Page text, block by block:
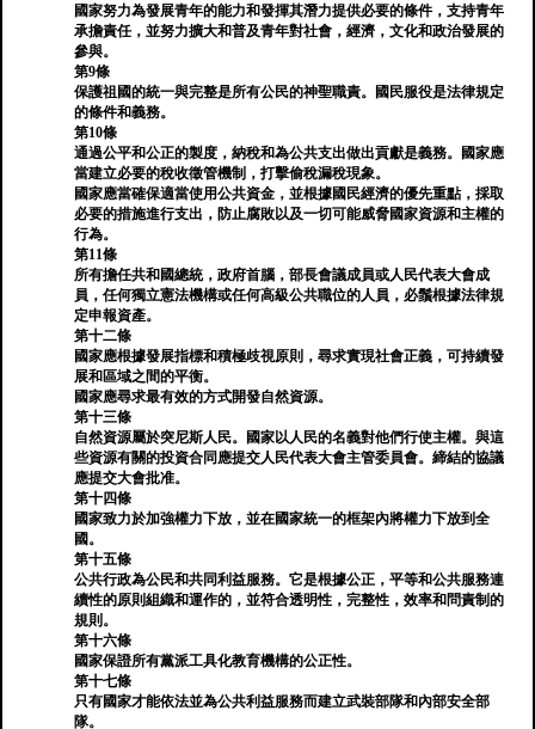
國家努力為發展青年的能力和發揮其潛力提供必要的條件，支持青年
承擔責任，並努力擴大和普及青年對社會，經濟，文化和政治發展的
參與。
第9條
保護祖國的統一與完整是所有公民的神聖職責。國民服役是法律規定
的條件和義務。
第10條
通過公平和公正的製度，納稅和為公共支出做出貢獻是義務。國家應
當建立必要的稅收徵管機制，打擊偷稅漏稅現象。
國家應當確保適當使用公共資金，並根據國民經濟的優先重點，採取
必要的措施進行支出，防止腐敗以及一切可能威脅國家資源和主權的
行為。
第11條
所有擔任共和國總統，政府首腦，部長會議成員或人民代表大會成
員，任何獨立憲法機構或任何高級公共職位的人員，必鬚根據法律規
定申報資產。
第十二條
國家應根據發展指標和積極歧視原則，尋求實現社會正義，可持續發
展和區域之間的平衡。
國家應尋求最有效的方式開發自然資源。
第十三條
自然資源屬於突尼斯人民。國家以人民的名義對他們行使主權。與這
些資源有關的投資合同應提交人民代表大會主管委員會。締結的協議
應提交大會批准。
第十四條
國家致力於加強權力下放，並在國家統一的框架內將權力下放到全
國。
第十五條
公共行政為公民和共同利益服務。它是根據公正，平等和公共服務連
續性的原則組織和運作的，並符合透明性，完整性，效率和問責制的
規則。
第十六條
國家保證所有黨派工具化教育機構的公正性。
第十七條
只有國家才能依法並為公共利益服務而建立武裝部隊和內部安全部
隊。